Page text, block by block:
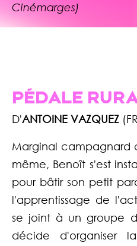
Cinémarges)
PÉDALE
D'ANTOINE VAZQUEZ
Marginal campagnard
même, Benoît s'est
pour bâtir son petit
l'apprentissage de
se joint à un groupe
décide d'organiser